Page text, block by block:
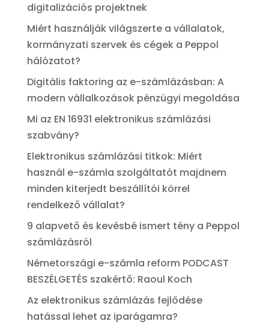
digitalizációs projektnek
Miért használják világszerte a vállalatok,
kormányzati szervek és cégek a Peppol
hálózatot?
Digitális faktoring az e-számlázásban: A
modern vállalkozások pénzügyi megoldása
Mi az EN 16931 elektronikus számlázási
szabvány?
Elektronikus számlázási titkok: Miért
használ e-számla szolgáltatót majdnem
minden kiterjedt beszállítói körrel
rendelkező vállalat?
9 alapvető és kevésbé ismert tény a Peppol
számlázásról
Németországi e-számla reform PODCAST
BESZÉLGETÉS szakértő: Raoul Koch
Az elektronikus számlázás fejlődése
hatással lehet az iparágamra?